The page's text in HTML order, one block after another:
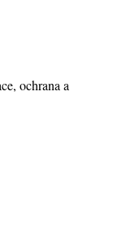
ochrana a